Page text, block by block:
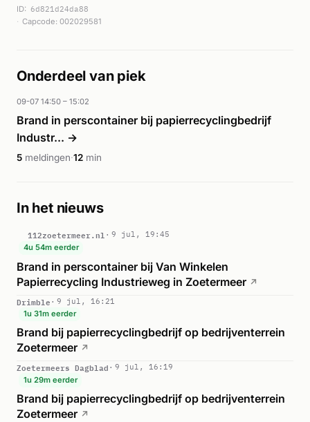
ID: 6d821d24da88
Capcode: 002029581
Onderdeel van piek
09-07 14:50 – 15:02
Brand in perscontainer bij papierrecyclingbedrijf
Industr... →
5 meldingen·12 min
In het nieuws
112zoetermeer.nl
9 jul, 19:45
4u 54m eerder
Brand in perscontainer bij Van Winkelen
Papierrecycling Industrieweg in Zoetermeer ↗
Drimble
9 jul, 16:21
1u 31m eerder
Brand bij papierrecyclingbedrijf op bedrijventerrein
Zoetermeer ↗
Zoetermeers Dagblad
9 jul, 16:19
1u 29m eerder
Brand bij papierrecyclingbedrijf op bedrijventerrein
Zoetermeer ↗